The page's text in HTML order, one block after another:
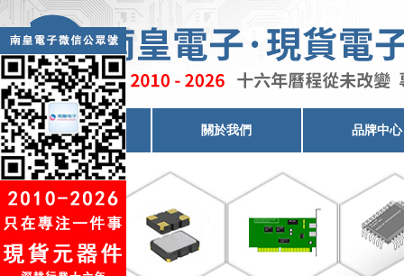
電子元器件代理 關於我們 品牌中心